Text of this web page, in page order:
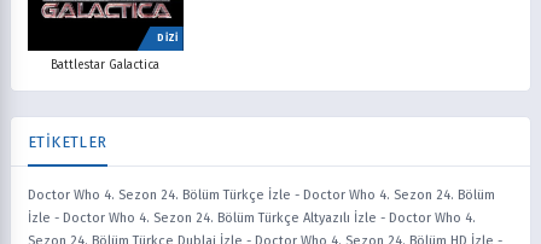
DİZİ
Battlestar Galactica
ETİKETLER
Doctor Who 4. Sezon 24. Bölüm Türkçe İzle - Doctor Who 4. Sezon 24. Bölüm
İzle - Doctor Who 4. Sezon 24. Bölüm Türkçe Altyazılı İzle - Doctor Who 4.